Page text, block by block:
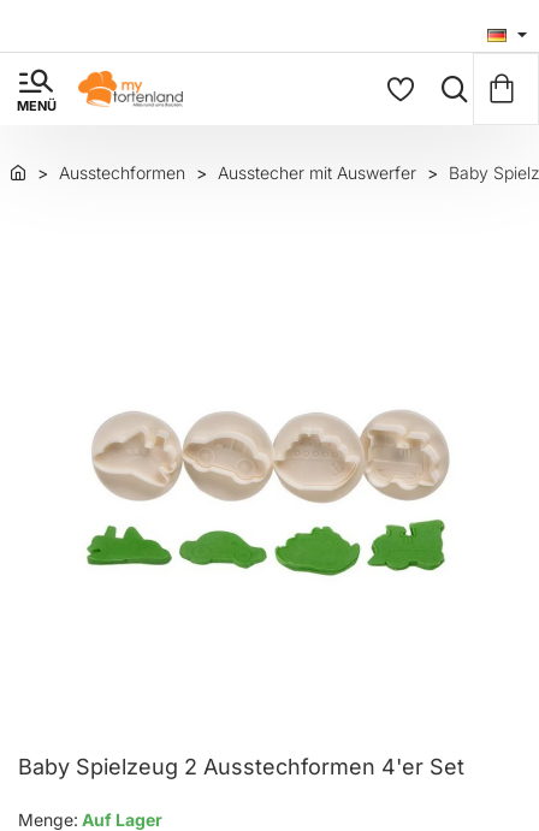
Ausstechformen Ausstecher mit Auswerfer Baby
Baby Spielzeug 2 Ausstechformen 4'er Set
Menge: Auf Lager